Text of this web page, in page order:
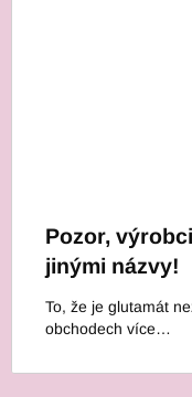
Pozor,
jinými názvy!
To, že je glutamát
obchodech více…